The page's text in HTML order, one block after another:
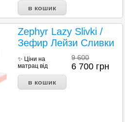
Zephyr Lazy Slivki /
Зефир Лейзи Сливки
✨ Ціни на
матрац від
9 600
6 700 грн